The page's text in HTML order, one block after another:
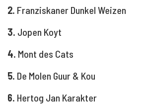
2. Franziskaner Dunkel Weizen
3. Jopen Koyt
4. Mont des Cats
5. De Molen Guur & Kou
6. Hertog Jan Karakter